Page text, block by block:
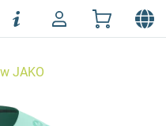
JAKO